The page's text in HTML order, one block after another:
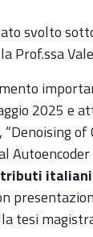
svolto
Prof.ssa
2025 e
“Denoising
tesi